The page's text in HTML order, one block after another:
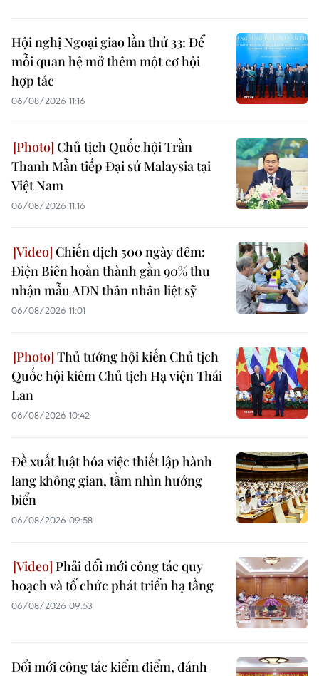
Hội nghị Ngoại giao lần thứ 33: Để
mỗi quan hệ mở thêm một cơ hội
hợp tác
06/08/2026 11:16
Chủ tịch Quốc hội Trần
Thanh Mẫn tiếp Đại sứ Malaysia tại
Việt Nam
06/08/2026 11:16
Chiến dịch 500 ngày đêm:
Điện Biên hoàn thành gần 90% thu
nhận mẫu ADN thân nhân liệt sỹ
06/08/2026 11:01
Thủ tướng hội kiến Chủ tịch
Quốc hội kiêm Chủ tịch Hạ viện Thái
Lan
06/08/2026 10:42
Đề xuất luật hóa việc thiết lập hành
lang không gian, tầm nhìn hướng
biển
06/08/2026 09:58
Phải đổi mới công tác quy
hoạch và tổ chức phát triển hạ tầng
06/08/2026 09:53
Đổi mới công tác kiểm điểm, đánh